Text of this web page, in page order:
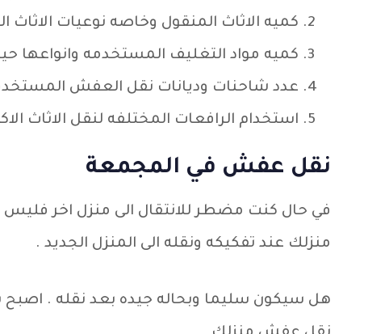
كميه الاثاث المنقول وخاصه نوعيات الاثاث
كميه مواد التغليف المستخدمه وانواعها
عدد شاحنات وديانات نقل العفش
استخدام الرافعات المختلفه لنقل الاثاث
نقل عفش في المجمعة
في حال كنت مضطر للانتقال الى منزل اخر
منزلك عند تفكيكه ونقله الى المنزل الجديد .
هل سيكون سليما وبحاله جيده بعد نقله .